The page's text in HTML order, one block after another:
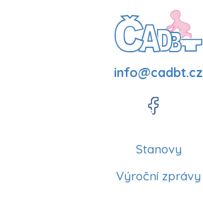
info@cadbt.cz
Stanovy
Výroční zprávy